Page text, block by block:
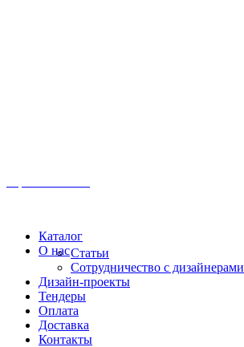
Каталог
О насСтатьи
Сотрудничество с дизайнерами
Дизайн-проекты
Тендеры
Оплата
Доставка
Контакты